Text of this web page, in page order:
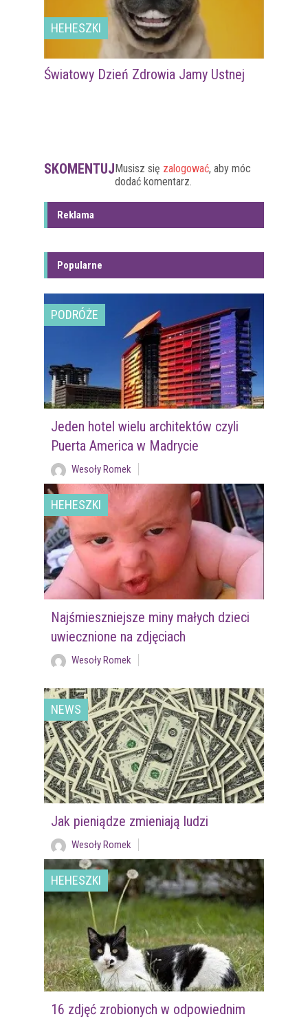
HEHESZKI
Światowy Dzień Zdrowia Jamy Ustnej
SKOMENTUJ Musisz się zalogować, aby móc
dodać komentarz.
Reklama
Popularne
PODRÓŻE
Jeden hotel wielu architektów czyli
Puerta America w Madrycie
Wesoły Romek
HEHESZKI
Najśmieszniejsze miny małych dzieci
uwiecznione na zdjęciach
Wesoły Romek
NEWS
Jak pieniądze zmieniają ludzi
Wesoły Romek
HEHESZKI
16 zdjęć zrobionych w odpowiednim